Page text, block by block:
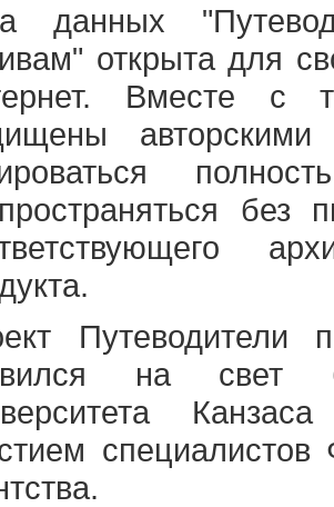
данных
открыта для
Вместе с
без
Путеводители
на свет
специалистов